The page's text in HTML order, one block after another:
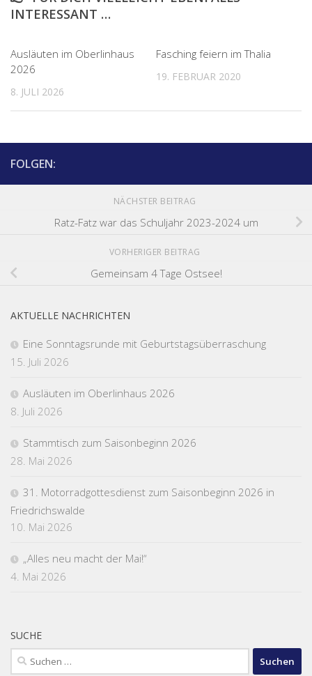
INTERESSANT …
Ausläuten im Oberlinhaus
2026
8. JULI 2026
Fasching feiern im Thalia
19. FEBRUAR 2020
FOLGEN:
NÄCHSTER BEITRAG
Ratz-Fatz war das Schuljahr 2023-2024 um
VORHERIGER BEITRAG
Gemeinsam 4 Tage Ostsee!
AKTUELLE NACHRICHTEN
Eine Sonntagsrunde mit Geburtstagsüberraschung
15. Juli 2026
Ausläuten im Oberlinhaus 2026
8. Juli 2026
Stammtisch zum Saisonbeginn 2026
28. Mai 2026
31. Motorradgottesdienst zum Saisonbeginn 2026 in
Friedrichswalde
10. Mai 2026
„Alles neu macht der Mai!“
4. Mai 2026
SUCHE
Suchen
nach: